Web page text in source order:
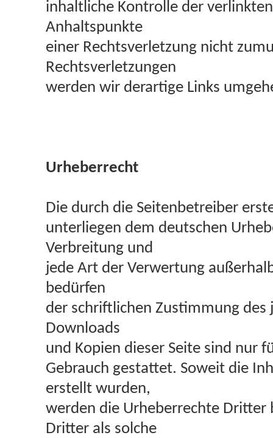
inhaltliche Kontrolle der
Anhaltspunkte
einer Rechtsverletzung nicht
Rechtsverletzungen
werden wir derartige Links
Urheberrecht
Die durch die Seitenbetreiber
unterliegen dem deutschen
Verbreitung und
jede Art der Verwertung
bedürfen
der schriftlichen Zustimmung
Downloads
und Kopien dieser Seite sind nur
Gebrauch gestattet. Soweit die
erstellt wurden,
werden die Urheberrechte
Dritter als solche